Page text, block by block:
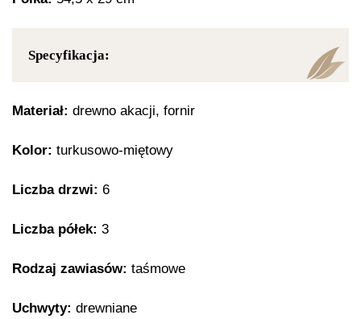
Specyfikacja:
Materiał: drewno akacji, fornir
Kolor: turkusowo-miętowy
Liczba drzwi: 6
Liczba półek: 3
Rodzaj zawiasów: taśmowe
Uchwyty: drewniane